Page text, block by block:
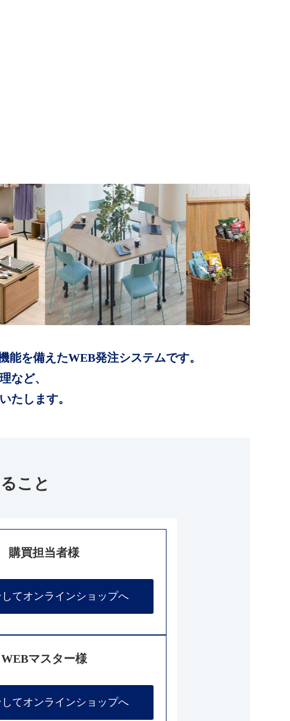
能を備えたWEB発注システムです。
など、
たします。
こと
購買担当者様
してオンラインショップへ
WEBマスター様
してオンラインショップへ